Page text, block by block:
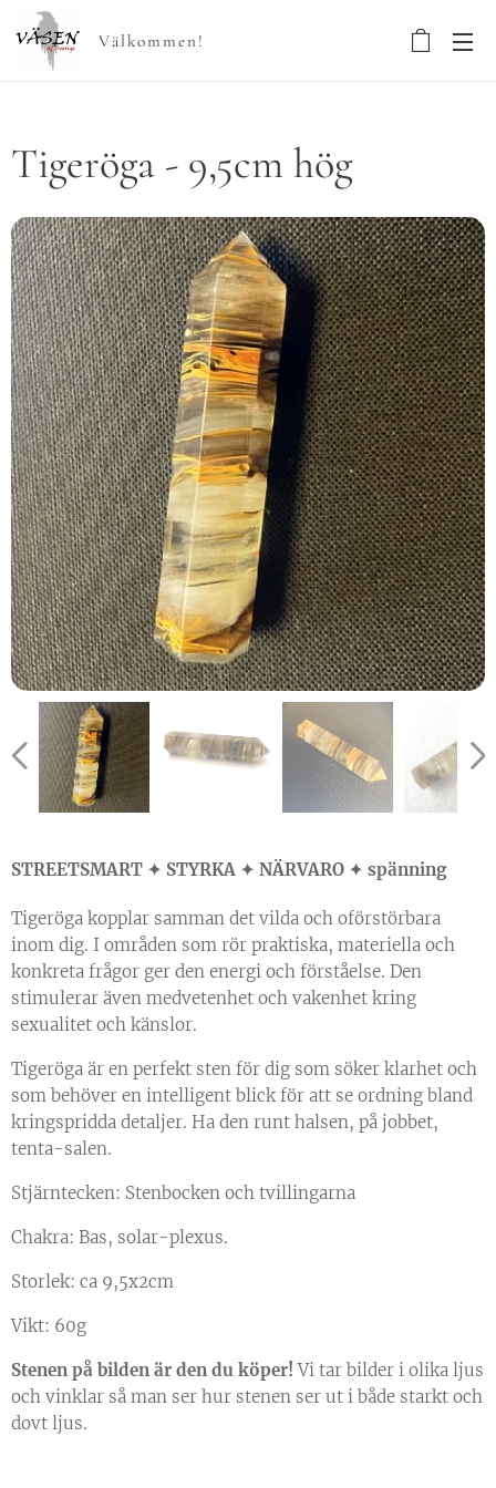
Välkommen!
Tigeröga - 9,5cm hög
STREETSMART ✦ STYRKA ✦ NÄRVARO ✦ spänning
Tigeröga kopplar samman det vilda och oförstörbara
inom dig. I områden som rör praktiska, materiella och
konkreta frågor ger den energi och förståelse. Den
stimulerar även medvetenhet och vakenhet kring
sexualitet och känslor.
Tigeröga är en perfekt sten för dig som söker klarhet och
som behöver en intelligent blick för att se ordning bland
kringspridda detaljer. Ha den runt halsen, på jobbet,
tenta-salen.
Stjärntecken: Stenbocken och tvillingarna
Chakra: Bas, solar-plexus.
Storlek: ca 9,5x2cm
Vikt: 60g
Stenen på bilden är den du köper! Vi tar bilder i olika ljus
och vinklar så man ser hur stenen ser ut i både starkt och
dovt ljus.